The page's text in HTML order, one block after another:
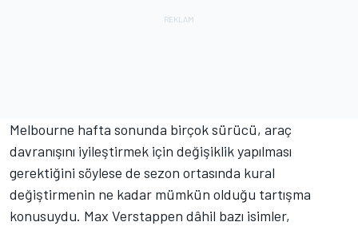
Melbourne hafta sonunda birçok sürücü, araç
davranışını iyileştirmek için değişiklik yapılması
gerektiğini söylese de sezon ortasında kural
değiştirmenin ne kadar mümkün olduğu tartışma
konusuydu. Max Verstappen dâhil bazı isimler,